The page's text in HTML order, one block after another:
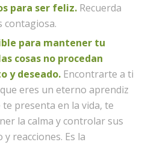
para ser feliz.Recuerda
contagiosa.
para mantener tu
cosas no procedan
y deseado.Encontrarte a ti
eres un eterno aprendiz
presenta en la vida, te
la calma y controlar sus
reacciones. Es la